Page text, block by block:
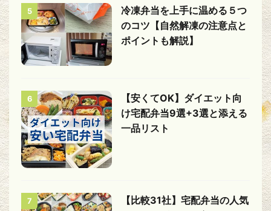
5
冷凍弁当を上手に温める５つ
のコツ【自然解凍の注意点と
ポイントも解説】
6
【安くてOK】ダイエット向
け宅配弁当9選+3選と添える
一品リスト
7
【比較31社】宅配弁当の人気